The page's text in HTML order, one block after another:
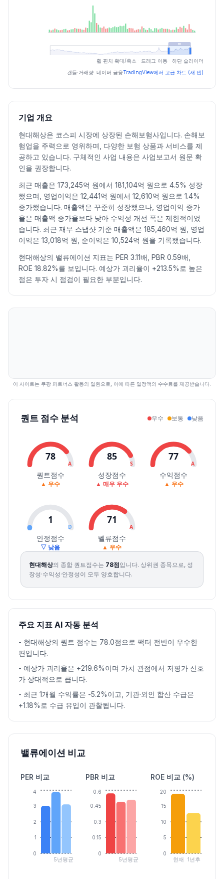
최근 구간 일별 OHLCV (스크린 리더용)
고가 저가 종가 등락률%거래량
2026.07.06
365003765036100367000.00 197962
2026.07.07
368503780036350375502.32 536074
2026.07.08
37800
2026.07.10
36350393503565038150 5.83 478085
2026.07.13
385003995038000 385501.05
558598
2026.07.14
3900039700
2026.07.16
372003970037150383003.65 460088
2026.07.20
37700379503560036700-4.18 392128
2026.07.21
367003785036100371501.23 270849
2026.07.22
37350380503705037100-0.13 346283
2026.07.23
370003915037000386004.04 314237
2026.07.24
381004190038100403504.53 652182
2026.07.27
39900416503960039750-1.49 428405
2026.07.28
39250398503720038450-3.27
2026.07.29
38250397003625036900-4.03597987
2026.07.30
369504020036650387505.01 844612
2026.08.07
383003930038000393001.68 219021
휠·핀치 확대/축소 · 드래그 이동 · 하단 슬라이더
캔들·거래량: 네이버 금융TradingView에서 고급 차트 (새 탭)
기업 개요
현대해상은 코스피 시장에 상장된 손해보험사입니다. 손해보
험업을 주력으로 영위하며, 다양한 보험 상품과 서비스를 제
공하고 있습니다. 구체적인 사업 내용은 사업보고서 원문 확
인을 권장합니다.
최근 매출은 173,245억 원에서 181,104억 원으로 4.5% 성장
했으며, 영업이익은 12,441억 원에서 12,610억 원으로 1.4%
증가했습니다. 매출액은 꾸준히 성장했으나, 영업이익 증가
율은 매출액 증가율보다 낮아 수익성 개선 폭은 제한적이었
습니다. 최근 재무 스냅샷 기준 매출액은 185,460억 원, 영업
이익은 13,018억 원, 순이익은 10,524억 원을 기록했습니다.
현대해상의 밸류에이션 지표는 PER 3.11배, PBR 0.59배,
ROE 18.82%를 보입니다. 예상가 괴리율이 +213.5%로 높은
점은 투자 시 점검이 필요한 부분입니다.
이 사이트는 쿠팡 파트너스 활동의 일환으로, 이에 따른 일정액의 수수료를 제공받습니다.
퀀트 점수 분석 우수 보통 낮음
78
A
퀀트점수
▲ 우수
85
S
성장점수
▲ 매우 우수
77
A
수익점수
▲ 우수
1
D
안정점수
▽ 낮음
71
A
벨류점수
▲ 우수
현대해상의 종합 퀀트점수는 78점입니다. 상위권 종목으로, 성
장성·수익성·안정성이 모두 양호합니다.
주요 지표 AI 자동 분석
- 현대해상의 퀀트 점수는 78.0점으로 팩터 전반이 우수한
편입니다.
- 예상가 괴리율은 +219.6%이며 가치 관점에서 저평가 신호
가 상대적으로 큽니다.
- 최근 1개월 수익률은 -5.2%이고, 기관·외인 합산 수급은
+1.18%로 수급 유입이 관찰됩니다.
밸류에이션 비교
PER 비교
5년평균
0
1
2
3
4
PBR 비교
5년평균
0
0.15
0.3
0.45
0.6
ROE 비교 (%)
현재 1년후
0
5
10
15
20